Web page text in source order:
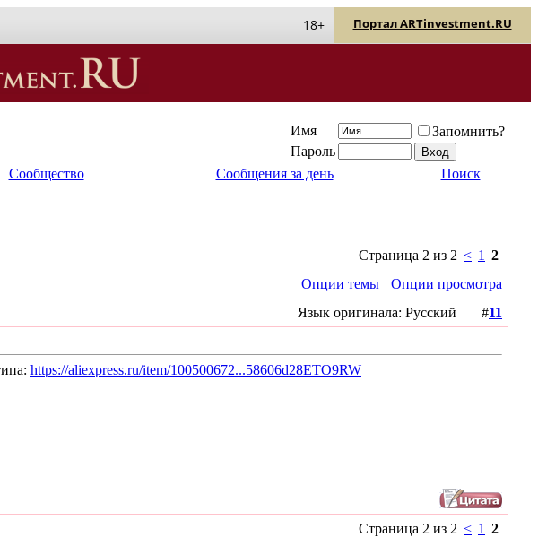
Портал ARTinvestment.RU
18+
Имя
Запомнить?
Пароль
Сообщество Сообщения за день Поиск
Страница 2 из 2 < 1 2
Опции темы
Опции просмотра
Язык оригинала: Русский #11
https://aliexpress.ru/item/100500672...58606d28ETO9RW
Страница 2 из 2 < 1 2